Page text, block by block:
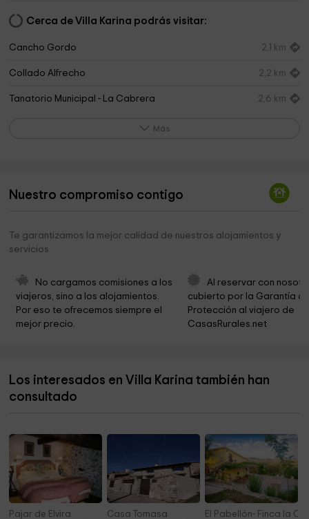
Cerca de Villa Karina podrás visitar:
Cancho Gordo 2,1 km
Collado Alfrecho 2,2 km
Tanatorio Municipal - La Cabrera 2,6 km
Parroquia de La Inmaculada Concepción 3,2 km
Centro Conservacion Zona Norte
Arroyo Garguera
Salón de Actos Municipal
Ayuntamiento De Navalafuente 4,5 km
Parroquia de la Inmaculada Conceptción 4,8 km
Más
Nuestro compromiso contigo
Te garantizamos la mejor calidad de nuestros alojamientos y
servicios
No cargamos comisiones a los
viajeros, sino a los alojamientos.
Por eso te ofrecemos siempre el
mejor precio.
Al reservar con
cubierto por la Garantía
Protección al viajero de
CasasRurales.net
Los interesados en Villa Karina también han
consultado
Pajar de Elvira Casa Tomasa El Pabellón- Finca la